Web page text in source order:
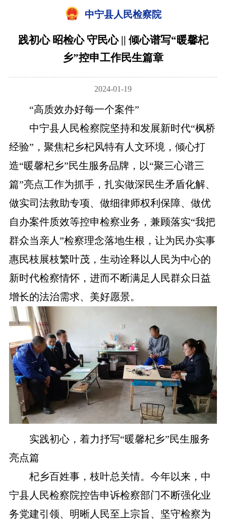
中宁县人民检察院
践初心 昭检心 守民心 || 倾心谱写“暖馨杞
乡”控申工作民生篇章
2024-01-19
“高质效办好每一个案件”
中宁县人民检察院坚持和发展新时代“枫桥
经验”，聚焦杞乡杞风特有人文环境，倾心打
造“暖馨杞乡”民生服务品牌，以“聚三心谱三
篇”亮点工作为抓手，扎实做深民生矛盾化解、
做实司法救助专项、做细律师权利保障、做优
自办案件质效等控申检察业务，兼顾落实“我把
群众当亲人”检察理念落地生根，让为民办实事
惠民枝展枝繁叶茂，生动诠释以人民为中心的
新时代检察情怀，进而不断满足人民群众日益
增长的法治需求、美好愿景。
实践初心，着力抒写“暖馨杞乡”民生服务
亮点篇
杞乡百姓事，枝叶总关情。今年以来，中
宁县人民检察院控告申诉检察部门不断强化业
务党建引领、明晰人民至上宗旨、坚守检察为